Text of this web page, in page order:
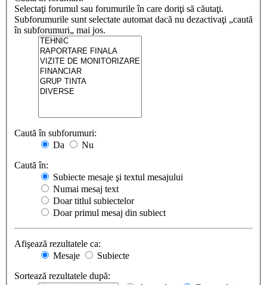
Selectaţi forumul sau forumurile în care doriţi să căutaţi.
Subforumurile sunt selectate automat dacă nu dezactivaţi „caută
în subforumuri„ mai jos.
Caută în subforumuri:
Da
Nu
Caută în:
Subiecte mesaje şi textul mesajului
Numai mesaj text
Doar titlul subiectelor
Doar primul mesaj din subiect
Afişează rezultatele ca:
Mesaje
Subiecte
Sortează rezultatele după: